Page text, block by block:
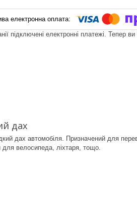
підключені електронні платежі. Тепер
дах
дах автомобіля. Призначений для
для велосипеда, ліхтаря, тощо.